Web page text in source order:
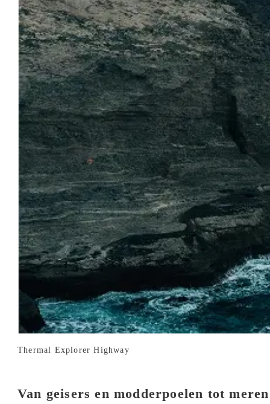
Thermal Explorer Highway
Van geisers en modderpoelen tot